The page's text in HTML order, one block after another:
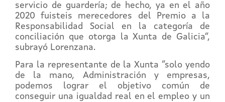
servicio de guardería; de hecho, ya en el año
2020 fuisteis merecedores del Premio a la
Responsabilidad Social en la categoría de
conciliación que otorga la Xunta de Galicia”,
subrayó Lorenzana.
Para la representante de la Xunta “solo yendo
de la mano, Administración y empresas,
podemos lograr el objetivo común de
conseguir una igualdad real en el empleo y un